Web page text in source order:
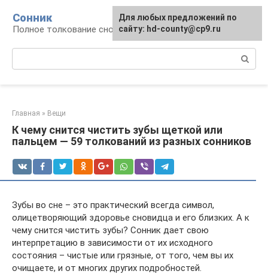
контенту
Сонник
Полное толкование снов
Главная » Вещи
К чему снится чистить зубы щеткой или
пальцем — 59 толкований из разных сонников
Зубы во сне – это практический всегда символ,
олицетворяющий здоровье сновидца и его близких. А к
чему снится чистить зубы? Сонник дает свою
интерпретацию в зависимости от их исходного
состояния – чистые или грязные, от того, чем вы их
очищаете, и от многих других подробностей.
Для любых предложений по
сайту: hd-county@cp9.ru